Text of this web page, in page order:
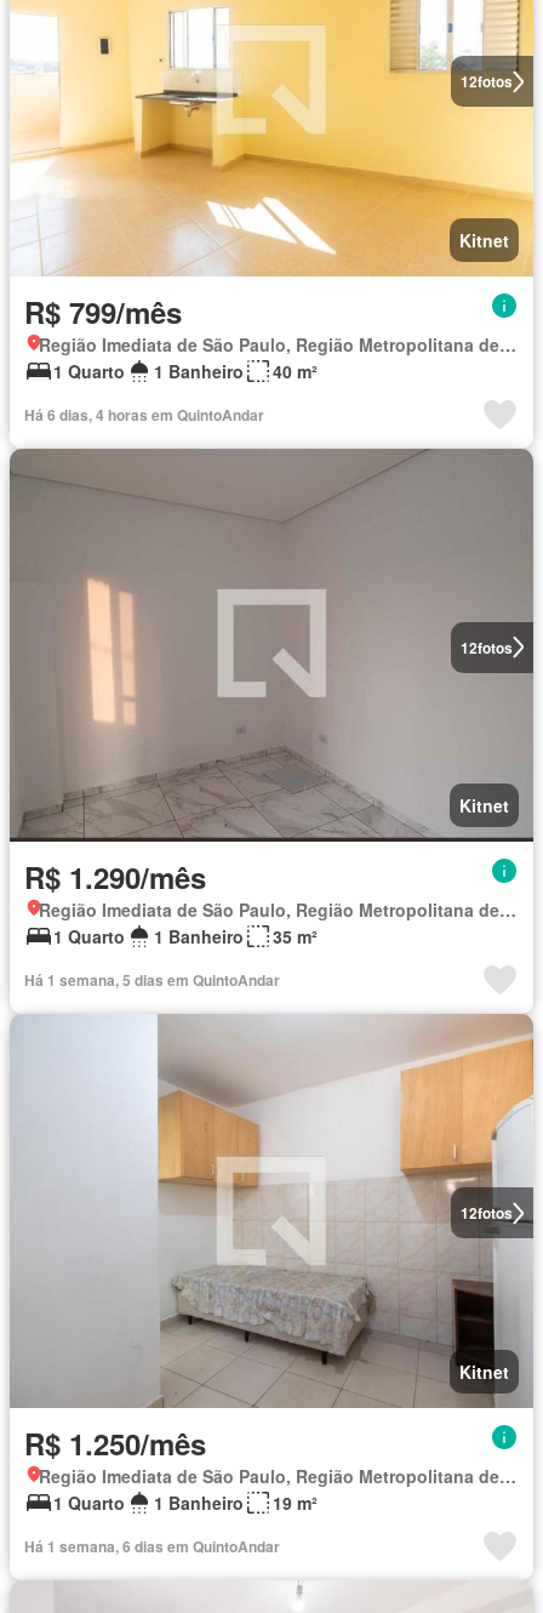
12fotos
Kitnet
R$ 799/mês
Região Imediata de São Paulo, Região Metropolitana de São Paulo
1 Quarto
1 Banheiro 40 m²
Há 6 dias, 4 horas em QuintoAndar
12fotos
Kitnet
R$ 1.290/mês
Região Imediata de São Paulo, Região Metropolitana de São Paulo
1 Quarto
1 Banheiro 35 m²
Há 1 semana, 5 dias em QuintoAndar
12fotos
Kitnet
R$ 1.250/mês
Região Imediata de São Paulo, Região Metropolitana de São Paulo
1 Quarto
1 Banheiro 19 m²
Há 1 semana, 6 dias em QuintoAndar